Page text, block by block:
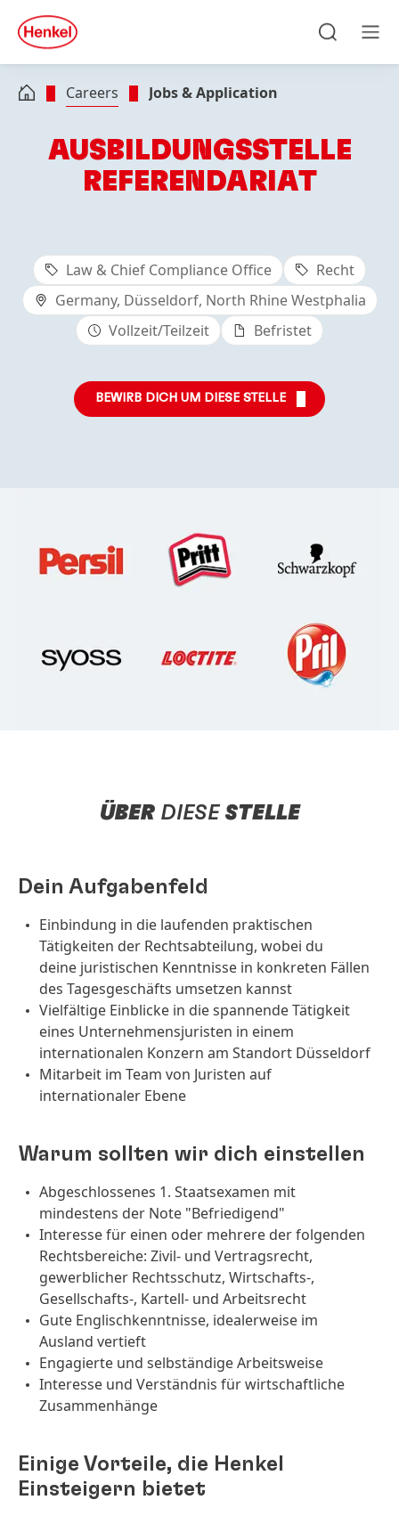
Skip to footer
quick
search
Careers Jobs & Application
AUSBILDUNGSSTELLE
REFERENDARIAT
Law & Chief Compliance Office
Recht
Germany, Düsseldorf, North Rhine Westphalia
Vollzeit/Teilzeit
Befristet
BEWIRB DICH UM DIESE STELLE
ÜBER DIESE STELLE
Dein Aufgabenfeld
Einbindung in die laufenden praktischen
Tätigkeiten der Rechtsabteilung, wobei du
deine juristischen Kenntnisse in konkreten Fällen
des Tagesgeschäfts umsetzen kannst
Vielfältige Einblicke in die spannende Tätigkeit
eines Unternehmensjuristen in einem
internationalen Konzern am Standort Düsseldorf
Mitarbeit im Team von Juristen auf
internationaler Ebene
Warum sollten wir dich einstellen
Abgeschlossenes 1. Staatsexamen mit
mindestens der Note "Befriedigend"
Interesse für einen oder mehrere der folgenden
Rechtsbereiche: Zivil- und Vertragsrecht,
gewerblicher Rechtsschutz, Wirtschafts-,
Gesellschafts-, Kartell- und Arbeitsrecht
Gute Englischkenntnisse, idealerweise im
Ausland vertieft
Engagierte und selbständige Arbeitsweise
Interesse und Verständnis für wirtschaftliche
Zusammenhänge
Einige Vorteile, die Henkel
Einsteigern bietet